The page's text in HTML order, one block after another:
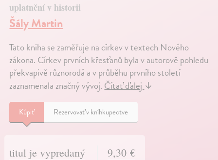
uplatnění v historii
Šály Martin
Tato kniha se zaměřuje na církev v textech Nového
zákona. Církev prvních křesťanů byla v autorově pohledu
překvapivě různorodá a v průběhu prvního století
zaznamenala značný vývoj. Čítať ďalej ↓
Kúpiť Rezervovať v kníhkupectve
titul je vypredaný 9,30 €